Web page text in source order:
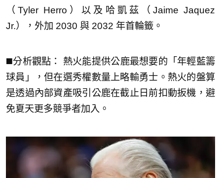
（Tyler Herro）以及哈凱茲（Jaime Jaquez
Jr.），外加 2030 與 2032 年首輪籤。
◼️分析觀點： 熱火能提供公鹿最想要的「年輕藍籌
球員」，但在選秀權數量上略輸勇士。熱火的盤算
是透過內部資產吸引公鹿在截止日前扣動扳機，避
免夏天更多競爭者加入。